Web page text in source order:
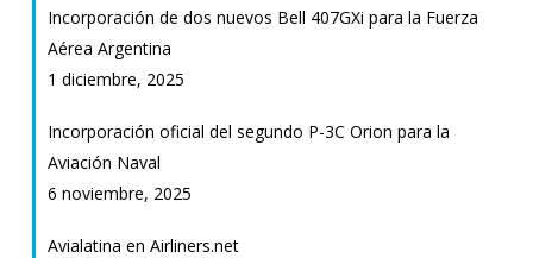
Incorporación de dos nuevos Bell 407GXi para la Fuerza
Aérea Argentina
1 diciembre, 2025
Incorporación oficial del segundo P-3C Orion para la
Aviación Naval
6 noviembre, 2025
Avialatina en Airliners.net